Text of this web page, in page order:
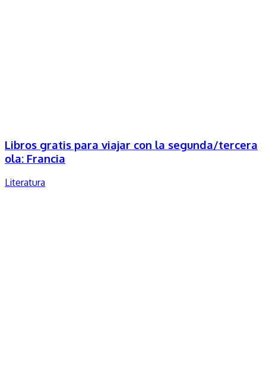
Libros gratis para viajar con la segunda/tercera
ola: Francia
Literatura